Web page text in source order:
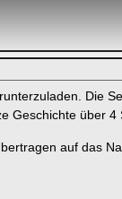
Die
Geschichte über 4
auf das